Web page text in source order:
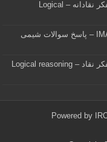
نمونه سوالات آیمت ایتالیا – استدلال و منطق – تفکر نقادانه – Logical
پاسخ سوالات آیمت ۲۰۲۵ ایتالیا – آزمون IMAT 2025 – پاسخ سوالات شیمی
نمونه سوالات آیمت ایتالیا – استدلال و منطق – تفکر نقاد – Logical reasoning
Powered by